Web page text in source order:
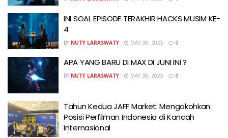
INI SOAL EPISODE TERAKHIR HACKS MUSIM KE-
4
BY NUTY LARASWATY MAY 30, 2025 0
APA YANG BARU DI MAX DI JUNI INI ?
BY NUTY LARASWATY MAY 30, 2025 0
Tahun Kedua JAFF Market: Mengokohkan
Posisi Perfilman Indonesia di Kancah
Internasional